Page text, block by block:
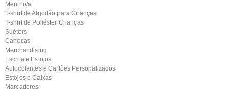
Menino/a
T-shirt de Algodão para Crianças
T-shirt de Poliéster Crianças
Suéters
Canecas
Merchandising
Escrita e Estojos
Autocolantes e Cartões Personalizados
Estojos e Caixas
Marcadores